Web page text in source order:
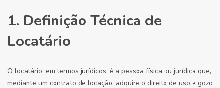
1. Definição Técnica de
Locatário
O locatário, em termos jurídicos, é a pessoa física ou jurídica que,
mediante um contrato de locação, adquire o direito de uso e gozo